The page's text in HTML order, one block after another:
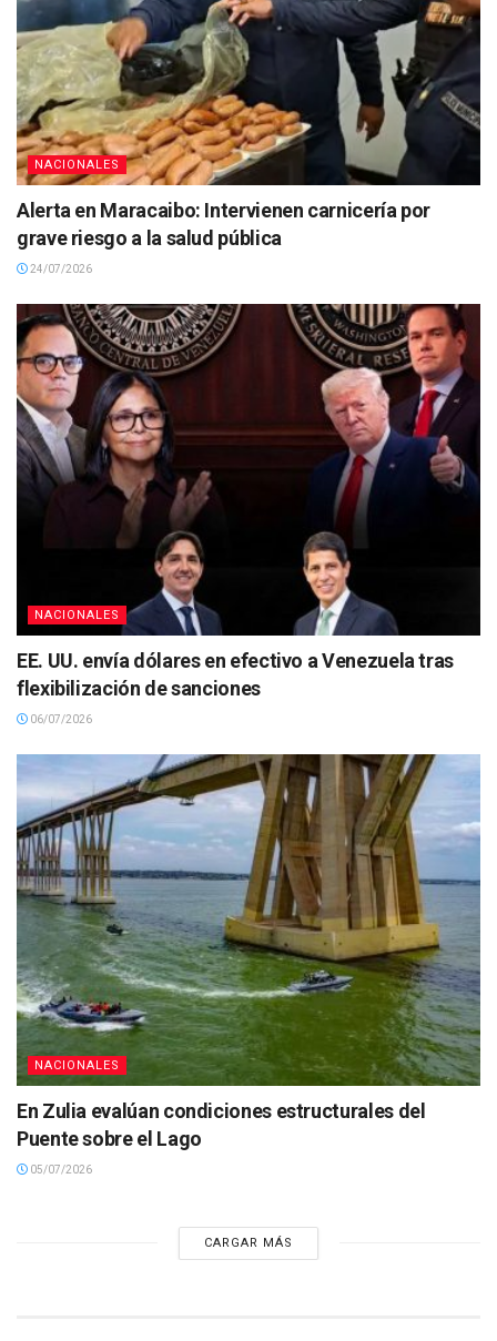
NACIONALES
Alerta en Maracaibo: Intervienen carnicería por
grave riesgo a la salud pública
24/07/2026
NACIONALES
EE. UU. envía dólares en efectivo a Venezuela tras
flexibilización de sanciones
06/07/2026
NACIONALES
En Zulia evalúan condiciones estructurales del
Puente sobre el Lago
05/07/2026
CARGAR MÁS